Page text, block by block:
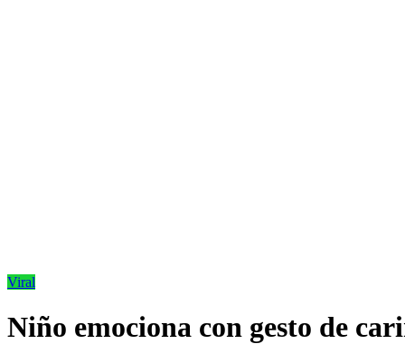
Viral
Niño emociona con gesto de